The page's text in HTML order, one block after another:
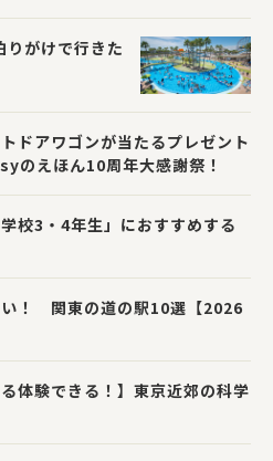
りがけで行きた
ドアワゴンが当たるプレゼント
のえほん10周年大感謝祭！
校3・4年生」におすすめする
！ 関東の道の駅10選【2026
体験できる！】東京近郊の科学